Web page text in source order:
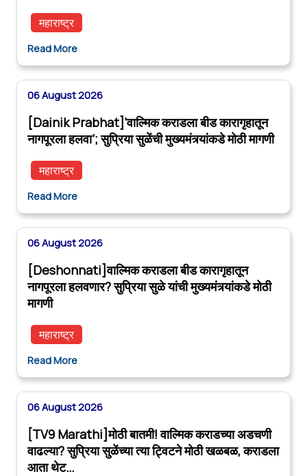
महाराष्ट्र
Read More
06 August 2026
[Dainik Prabhat]‘वाल्मिक कराडला बीड कारागृहातून
नागपूरला हलवा’; सुप्रिया सुळेंची मुख्यमंत्र्यांकडे मोठी मागणी
महाराष्ट्र
Read More
06 August 2026
[Deshonnati]वाल्मिक कराडला बीड कारागृहातून
नागपूरला हलवणार? सुप्रिया सुळे यांची मुख्यमंत्र्यांकडे मोठी
मागणी
महाराष्ट्र
Read More
06 August 2026
[TV9 Marathi]मोठी बातमी! वाल्मिक कराडच्या अडचणी
वाढल्या? सुप्रिया सुळेंच्या त्या ट्विटने मोठी खळबळ, कराडला
आता थेट…